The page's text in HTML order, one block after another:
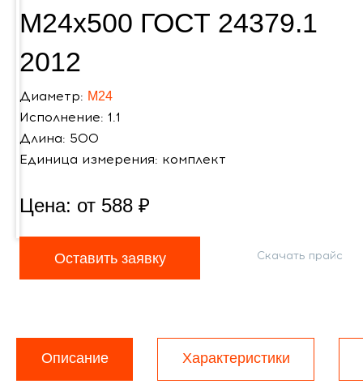
М24х500 ГОСТ 24379.1
2012
Диаметр: М24
Исполнение: 1.1
Длина: 500
Единица измерения: комплект
Цена: от 588 ₽
Оставить заявку Скачать прайс
Описание Характеристики